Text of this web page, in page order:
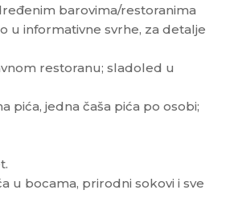
barovima/restoranima
u informativne svrhe, za detalje
restoranu; sladoled u
jedna čaša pića po osobi;
u bocama, prirodni sokovi i sve